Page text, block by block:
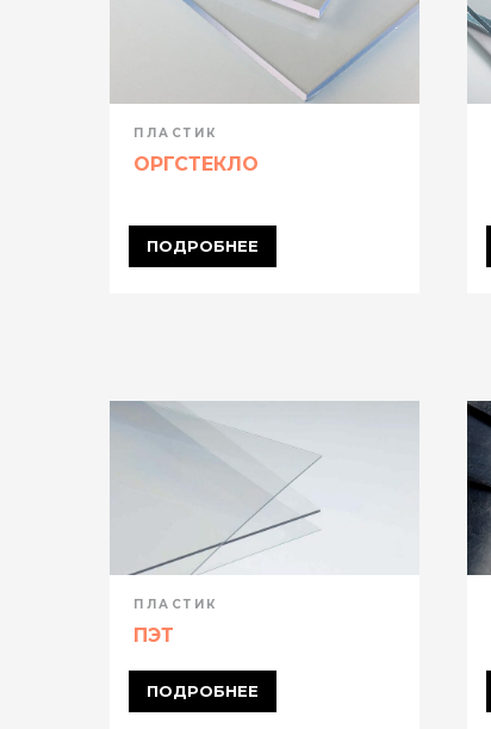
ПЛАСТИК
ОРГСТЕКЛО
ПОДРОБНЕЕ
ПЛАСТИК
ПЭТ
ПОДРОБНЕЕ